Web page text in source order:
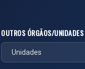
OUTROS ÓRGÃOS/UNIDADES